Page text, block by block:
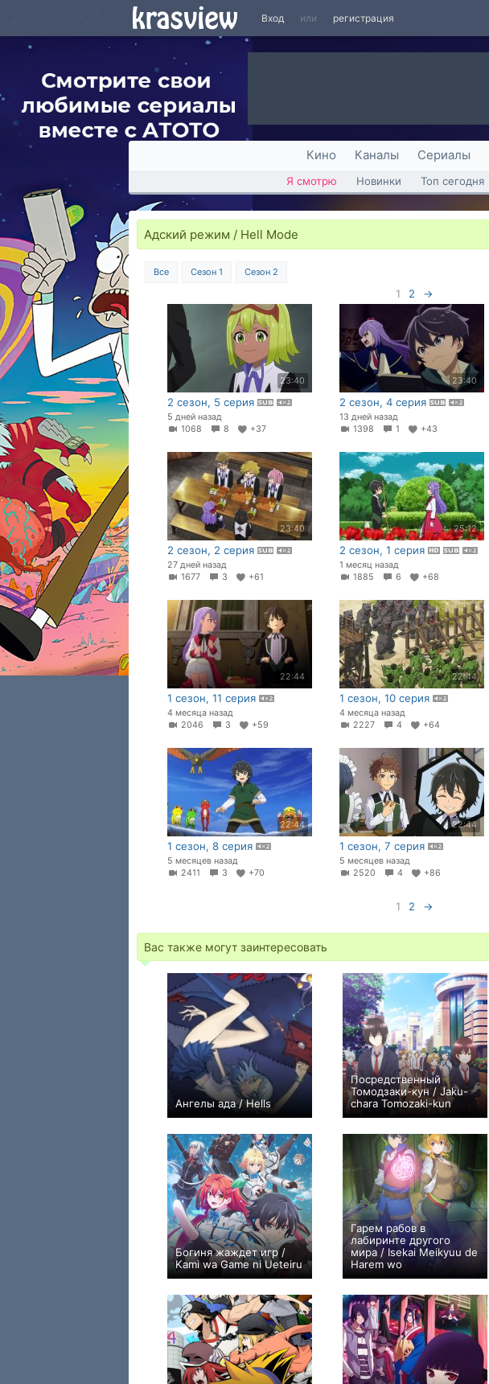
Вход или регистрация
Кино Каналы Сериалы
Я смотрю Новинки Топ сегодня
Адский режим / Hell Mode
Все Сезон 1 Сезон 2
1 2 →
23:40
2 сезон, 5 серия
5 дней назад
1068
8 +37
23:40
2 сезон, 4 серия
13 дней назад
1398
1 +43
23:40
2 сезон, 2 серия
27 дней назад
1677
3 +61
25:12
2 сезон, 1 серия
1 месяц назад
1885
6 +68
22:44
1 сезон, 11 серия
4 месяца назад
2046
3 +59
22:44
1 сезон, 10 серия
4 месяца назад
2227
4 +64
22:44
1 сезон, 8 серия
5 месяцев назад
2411
3 +70
22:44
1 сезон, 7 серия
5 месяцев назад
2520
4 +86
1 2 →
Вас также могут заинтересовать
Ангелы ада / Hells
+8 1 96
Посредственный
Томодзаки-кун / Jaku-
chara Tomozaki-kun
+407 29 1211
Богиня жаждет игр /
Kami wa Game ni Ueteiru
+83 13 903
Гарем рабов в
лабиринте другого
мира / Isekai Meikyuu de
Harem wo
+739 12 3385